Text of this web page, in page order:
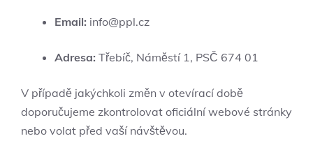
Email: info@ppl.cz
Adresa: Třebíč, Náměstí 1, PSČ 674 01
V případě jakýchkoli změn v otevírací době
doporučujeme zkontrolovat oficiální webové stránky
nebo volat před vaší návštěvou.